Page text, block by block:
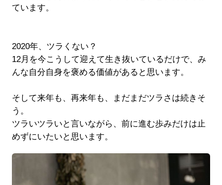
ています。
2020年、ツラくない？
12月を今こうして迎えて生き抜いているだけで、み
んな自分自身を褒める価値があると思います。
そして来年も、再来年も、まだまだツラさは続きそ
う。
ツラいツラいと言いながら、前に進む歩みだけは止
めずにいたいと思います。